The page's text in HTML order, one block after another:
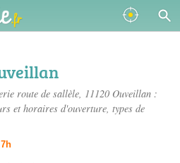
route de sallèle, 11120 Ouveillan :
et horaires d'ouverture, types de